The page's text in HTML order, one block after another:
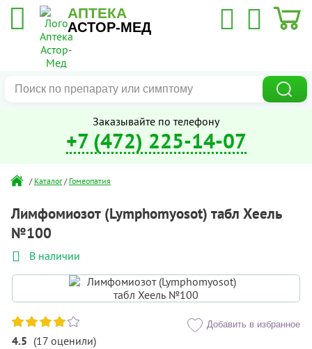
АПТЕКА
АСТОР-МЕД
Заказывайте по телефону
+7 (472) 225-14-07
/ Каталог / Гомеопатия
Лимфомиозот (Lymphomyosot) табл Хеель
№100
В наличии
4.5 (17 оценили)
Добавить в избранное